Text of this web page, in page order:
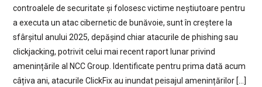
controalele de securitate și folosesc victime neștiutoare pentru
a executa un atac cibernetic de bunăvoie, sunt în creștere la
sfârșitul anului 2025, depășind chiar atacurile de phishing sau
clickjacking, potrivit celui mai recent raport lunar privind
amenințările al NCC Group. Identificate pentru prima dată acum
câțiva ani, atacurile ClickFix au inundat peisajul amenințărilor […]